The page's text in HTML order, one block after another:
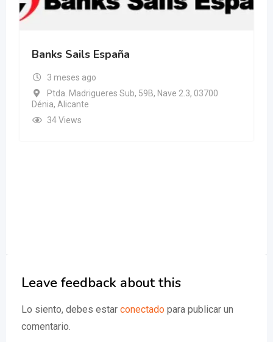
Banks Sails España
3 meses ago
Ptda. Madrigueres Sub, 59B, Nave 2.3, 03700
Dénia, Alicante
34 Views
Leave feedback about this
Lo siento, debes estar conectado para publicar un
comentario.